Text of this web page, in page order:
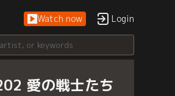
Watch now Login
愛の戦士たち